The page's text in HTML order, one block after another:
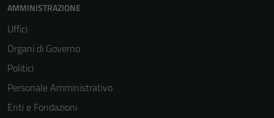
AMMINISTRAZIONE
Uffici
Organi di Governo
Politici
Personale Amministrativo
Enti e Fondazioni